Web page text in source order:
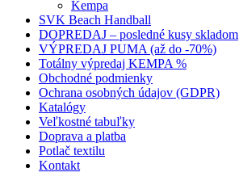
Kempa
SVK Beach Handball
DOPREDAJ – posledné kusy skladom
VÝPREDAJ PUMA (až do -70%)
Totálny výpredaj KEMPA %
Obchodné podmienky
Ochrana osobných údajov (GDPR)
Katalógy
Veľkostné tabuľky
Doprava a platba
Potlač textilu
Kontakt